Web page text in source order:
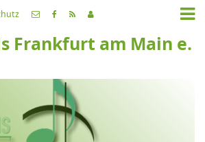
Frankfurt am Main e.